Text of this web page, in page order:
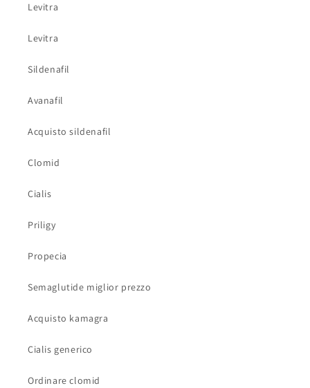
Levitra
Levitra
Sildenafil
Avanafil
Acquisto sildenafil
Clomid
Cialis
Priligy
Propecia
Semaglutide miglior prezzo
Acquisto kamagra
Cialis generico
Ordinare clomid